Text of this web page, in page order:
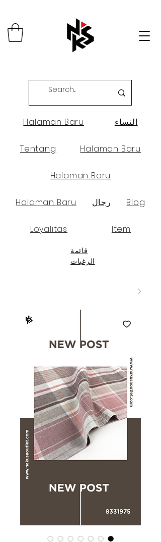
Halaman Baru النساء
Tentang Halaman Baru
Halaman Baru
Halaman Baru رجال Blog
Loyalitas Item
قائمة
الرغبات